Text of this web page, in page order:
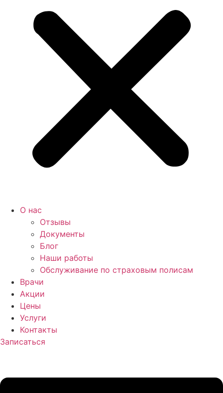
О нас
Отзывы
Документы
Блог
Наши работы
Обслуживание по страховым полисам
Врачи
Акции
Цены
Услуги
Контакты
Записаться